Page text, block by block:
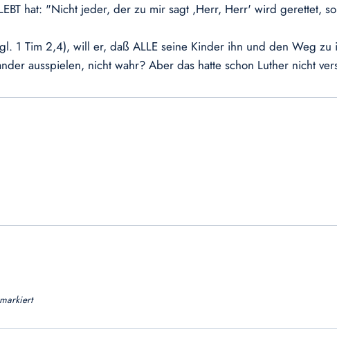
hat: "Nicht jeder, der zu mir sagt ,Herr, Herr' wird gerettet,
1 Tim 2,4), will er, daß ALLE seine Kinder ihn und den Weg
ausspielen, nicht wahr? Aber das hatte schon Luther nicht